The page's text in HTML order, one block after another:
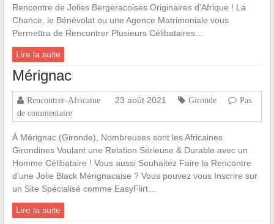
Rencontre de Jolies Bergeracoises Originaires d’Afrique ! La
Chance, le Bénévolat ou une Agence Matrimoniale vous
Permettra de Rencontrer Plusieurs Célibataires…
Lire la suite
Mérignac
Rencontrer-Africaine 23 août 2021 Gironde
Pas
de commentaire
À Mérignac (Gironde), Nombreuses sont les Africaines
Girondines Voulant une Relation Sérieuse & Durable avec un
Homme Célibataire ! Vous aussi Souhaitez Faire la Rencontre
d’une Jolie Black Mérignacaise ? Vous pouvez vous Inscrire sur
un Site Spécialisé comme EasyFlirt…
Lire la suite